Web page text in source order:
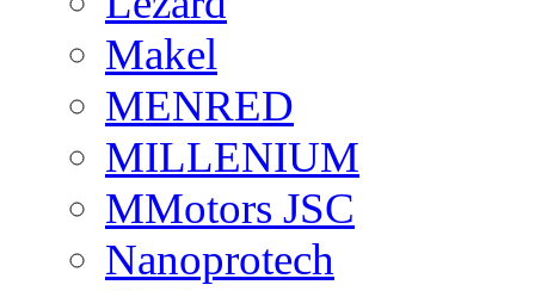
Makel
MENRED
MILLENIUM
MMotors JSC
Nanoprotech